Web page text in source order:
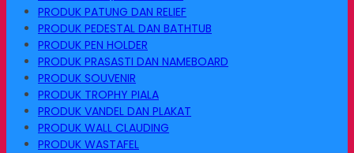
PRODUK PATUNG DAN RELIEF
PRODUK PEDESTAL DAN BATHTUB
PRODUK PEN HOLDER
PRODUK PRASASTI DAN NAMEBOARD
PRODUK SOUVENIR
PRODUK TROPHY PIALA
PRODUK VANDEL DAN PLAKAT
PRODUK WALL CLAUDING
PRODUK WASTAFEL